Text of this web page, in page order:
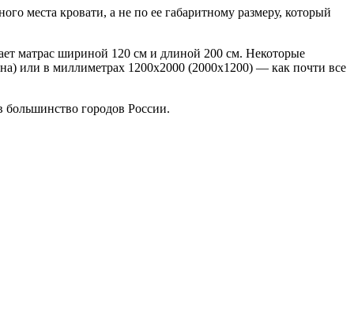
места кровати, а не по ее габаритному размеру, который
матрас шириной 120 см и длиной 200 см. Некоторые
или в миллиметрах 1200х2000 (2000х1200) — как почти все
городов России.